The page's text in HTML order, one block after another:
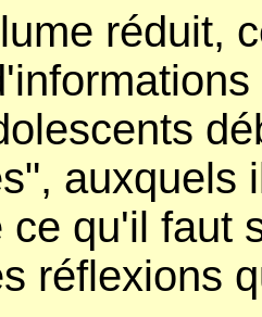
réduit,
auxquels
ce qu'il faut
réflexions